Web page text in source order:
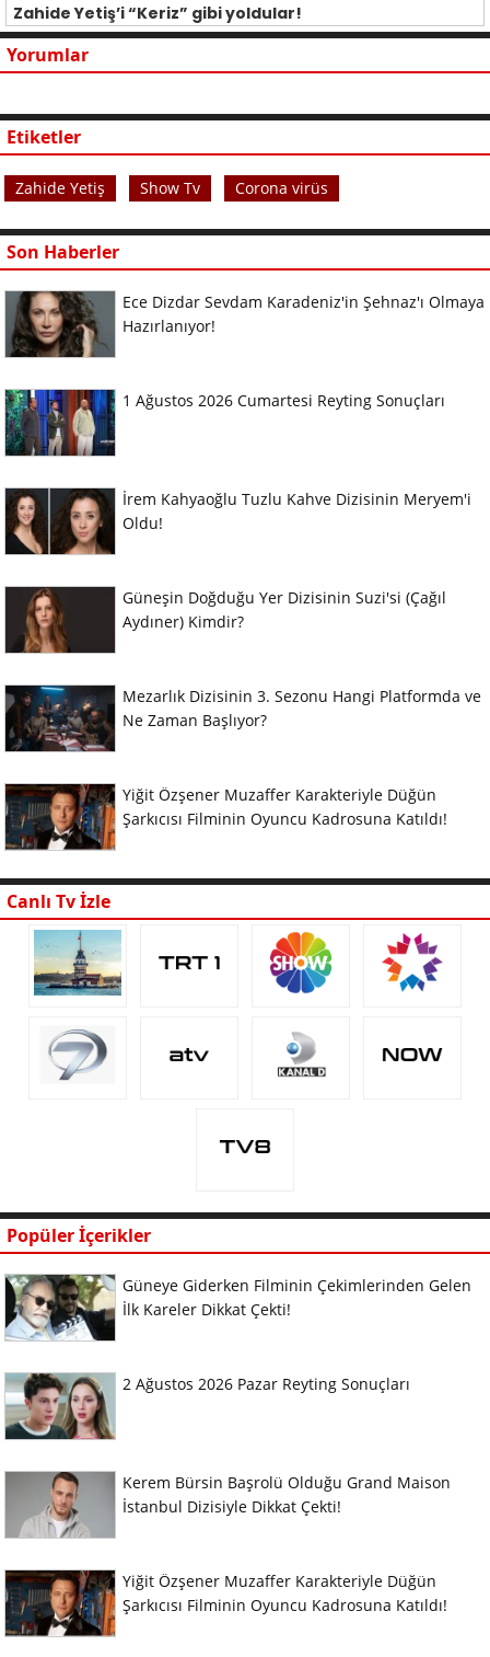
Zahide Yetiş’i “Keriz” gibi yoldular!
Yorumlar
Etiketler
Zahide Yetiş Show Tv Corona virüs
Son Haberler
Ece Dizdar Sevdam Karadeniz'in Şehnaz'ı Olmaya
Hazırlanıyor!
1 Ağustos 2026 Cumartesi Reyting Sonuçları
İrem Kahyaoğlu Tuzlu Kahve Dizisinin Meryem'i
Oldu!
Güneşin Doğduğu Yer Dizisinin Suzi'si (Çağıl
Aydıner) Kimdir?
Mezarlık Dizisinin 3. Sezonu Hangi Platformda ve
Ne Zaman Başlıyor?
Yiğit Özşener Muzaffer Karakteriyle Düğün
Şarkıcısı Filminin Oyuncu Kadrosuna Katıldı!
Canlı Tv İzle
Popüler İçerikler
Güneye Giderken Filminin Çekimlerinden Gelen
İlk Kareler Dikkat Çekti!
2 Ağustos 2026 Pazar Reyting Sonuçları
Kerem Bürsin Başrolü Olduğu Grand Maison
İstanbul Dizisiyle Dikkat Çekti!
Yiğit Özşener Muzaffer Karakteriyle Düğün
Şarkıcısı Filminin Oyuncu Kadrosuna Katıldı!